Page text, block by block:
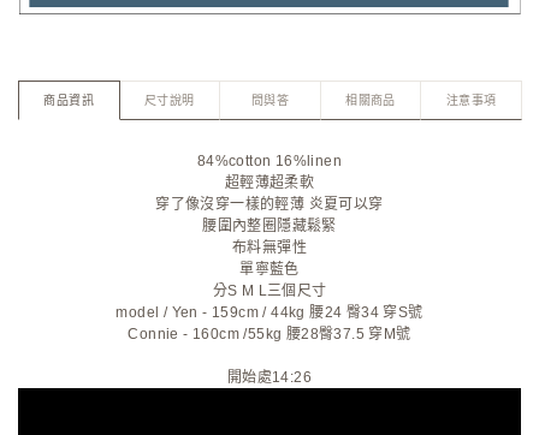
商品資訊 尺寸說明 問與答 相關商品 注意事項
84%cotton 16%linen
超輕薄超柔軟
穿了像沒穿一樣的輕薄 炎夏可以穿
腰圍內整圈隱藏鬆緊
布料無彈性
單寧藍色
分S M L三個尺寸
model / Yen - 159cm / 44kg 腰24 臀34 穿S號
Connie - 160cm /55kg 腰28臀37.5 穿M號
開始處14:26